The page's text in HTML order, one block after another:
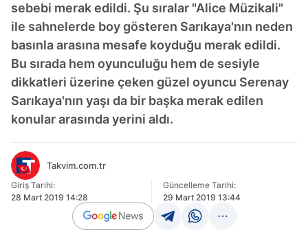
sebebi merak edildi. Şu sıralar "Alice Müzikali"
ile sahnelerde boy gösteren Sarıkaya'nın neden
basınla arasına mesafe koyduğu merak edildi.
Bu sırada hem oyunculuğu hem de sesiyle
dikkatleri üzerine çeken güzel oyuncu Serenay
Sarıkaya'nın yaşı da bir başka merak edilen
konular arasında yerini aldı.
Takvim.com.tr
Giriş Tarihi:
28 Mart 2019 14:28
Güncelleme Tarihi:
29 Mart 2019 13:44